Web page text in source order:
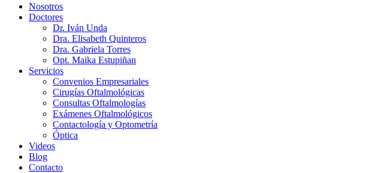
Nosotros
Doctores
Dr. Iván Unda
Dra. Elisabeth Quinteros
Dra. Gabriela Torres
Opt. Maika Estupiñan
Servicios
Convenios Empresariales
Cirugías Oftalmológicas
Consultas Oftalmologías
Exámenes Oftalmológicos
Contactología y Optometría
Óptica
Videos
Blog
Contacto